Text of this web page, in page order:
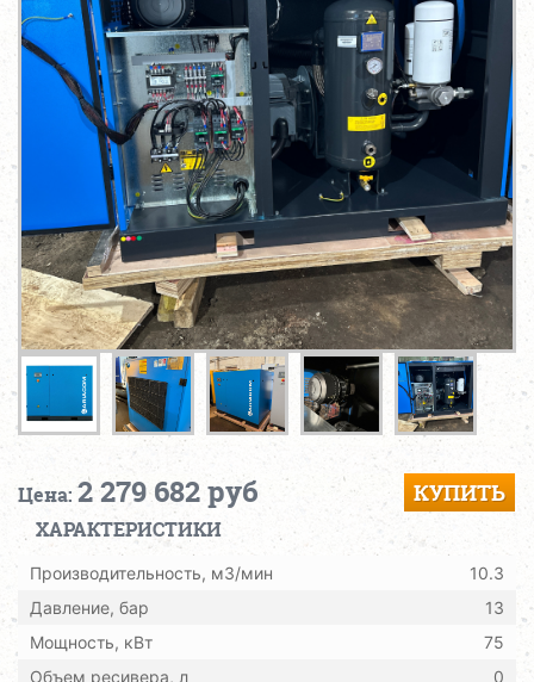
Цена:2 279 682 руб КУПИТЬ
ХАРАКТЕРИСТИКИ
Производительность, м3/мин
10.3
Давление, бар
13
Мощность, кВт
75
Объем ресивера, л
0